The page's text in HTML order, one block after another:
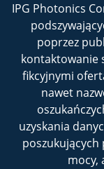
IPG Photonics
poprzez
kontaktowanie
fikcyjnymi
nawet
uzyskania
poszukujących
mocy,